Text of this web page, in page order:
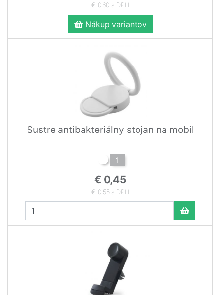
€ 0,60 s DPH
Nákup variantov
Sustre antibakteriálny stojan na mobil
1
€ 0,45
€ 0,55 s DPH